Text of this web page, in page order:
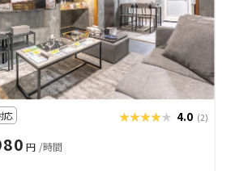
応 ★★★★★
★★★★★ 4.0 (2)
円 /時間